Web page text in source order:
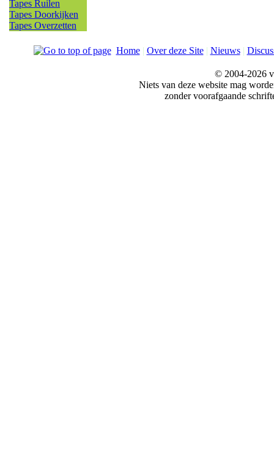
Tapes Ruilen
Tapes Doorkijken
Tapes Overzetten
Home| Over deze Site| Nieuws|
© 2004-2026
Niets van deze website mag
zonder voorafgaande